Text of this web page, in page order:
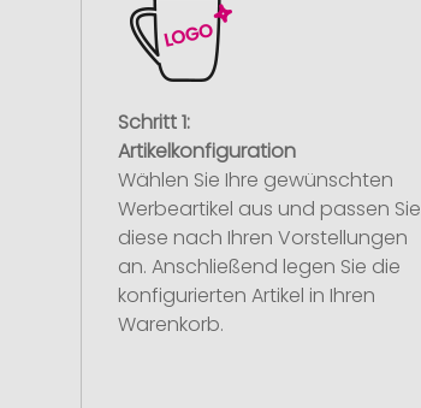
Schritt 1:
Artikelkonfiguration
Wählen Sie Ihre gewünschten
Werbeartikel aus und passen Sie
diese nach Ihren Vorstellungen
an. Anschließend legen Sie die
konfigurierten Artikel in Ihren
Warenkorb.